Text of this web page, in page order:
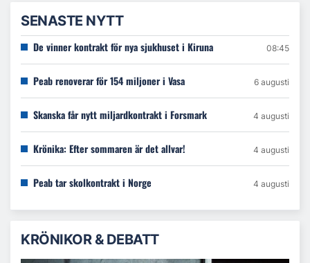
SENASTE NYTT
De vinner kontrakt för nya sjukhuset i Kiruna 08:45
Peab renoverar för 154 miljoner i Vasa 6 augusti
Skanska får nytt miljardkontrakt i Forsmark 4 augusti
Krönika: Efter sommaren är det allvar! 4 augusti
Peab tar skolkontrakt i Norge 4 augusti
KRÖNIKOR & DEBATT